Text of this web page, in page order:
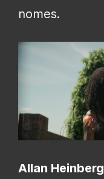
nomes.
Allan Heinberg